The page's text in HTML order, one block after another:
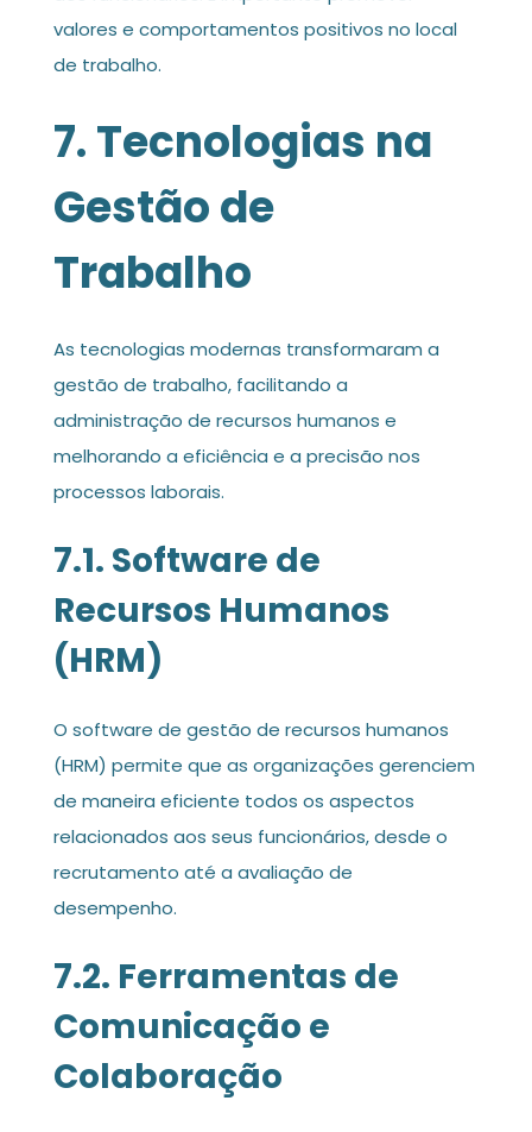
valores e comportamentos positivos no local
de trabalho.
7. Tecnologias na
Gestão de
Trabalho
As tecnologias modernas transformaram a
gestão de trabalho, facilitando a
administração de recursos humanos e
melhorando a eficiência e a precisão nos
processos laborais.
7.1. Software de
Recursos Humanos
(HRM)
O software de gestão de recursos humanos
(HRM) permite que as organizações gerenciem
de maneira eficiente todos os aspectos
relacionados aos seus funcionários, desde o
recrutamento até a avaliação de
desempenho.
7.2. Ferramentas de
Comunicação e
Colaboração